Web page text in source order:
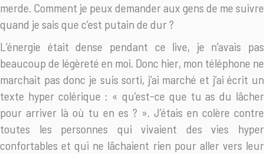
merde. Comment je peux demander aux gens de me suivre
quand je sais que c’est putain de dur ?
L’énergie était dense pendant ce live, je n’avais pas
beaucoup de légèreté en moi. Donc hier, mon téléphone ne
marchait pas donc je suis sorti, j’ai marché et j’ai écrit un
texte hyper colérique : « qu’est-ce que tu as du lâcher
pour arriver là où tu en es ? ». J’étais en colère contre
toutes les personnes qui vivaient des vies hyper
confortables et qui ne lâchaient rien pour aller vers leur